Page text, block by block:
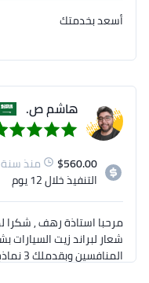
أسعد بخدمتك
هاشم ص.
$560.00
منذ سنة
التنفيذخلال 12 يوم